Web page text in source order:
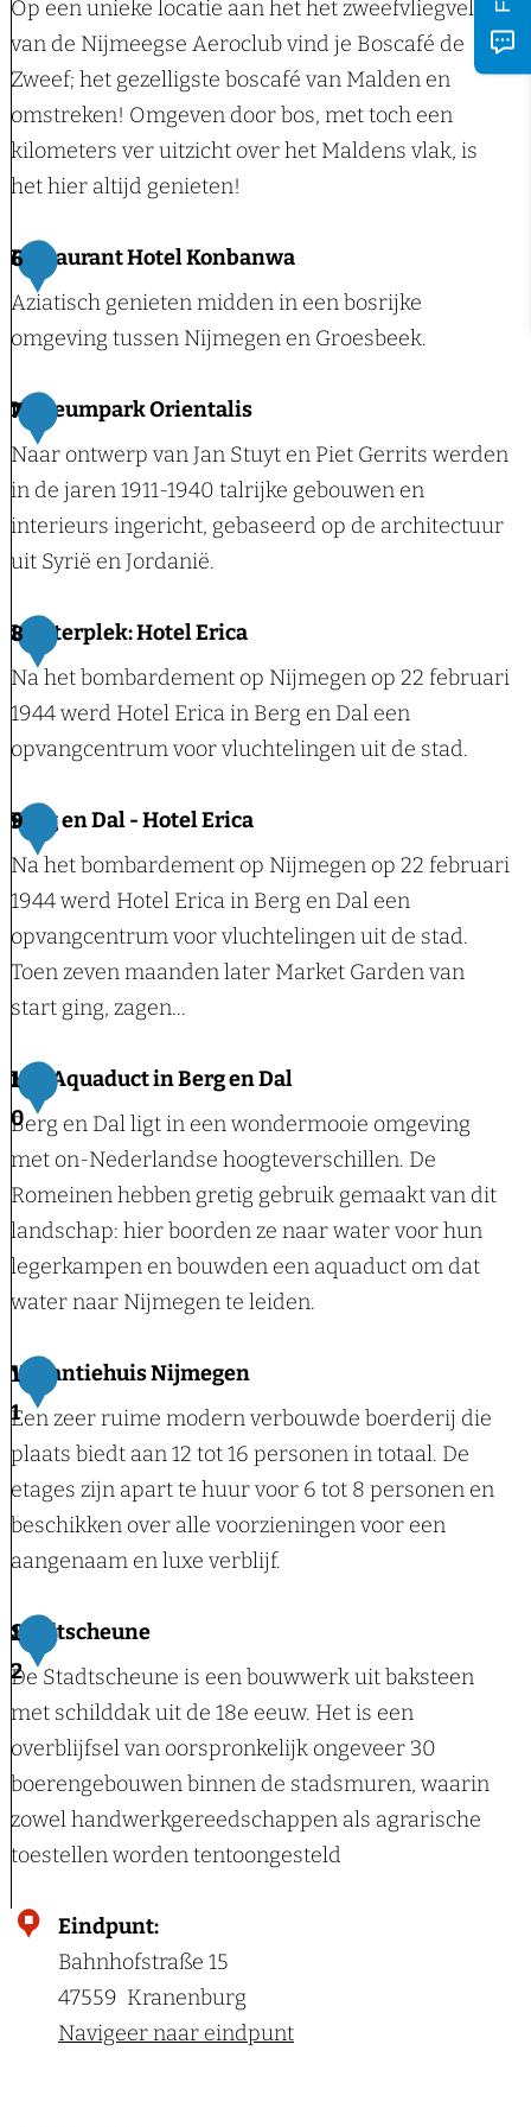
e
d
e
r
r
e
n
t
e
r
K
r
n
e
n
u
r
g
o
s
r
a
n
d
o
e
s
b
e
k
e
B
s
Op een unieke locatie aan het het zweefvliegveld
van de Nijmeegse Aeroclub vind je Boscafé de
Zweef; het gezelligste boscafé van Malden en
omstreken! Omgeven door bos, met toch een
kilometers ver uitzicht over het Maldens vlak, is
het hier altijd genieten!
B
o
s
a
é
d
e
Z
e
e
f
6
Restaurant Hotel Konbanwa
Aziatisch genieten midden in een bosrijke
omgeving tussen Nijmegen en Groesbeek.
R
e
s
t
a
r
n
t
H
t
e
l
K
o
n
a
n
w
a
7
Museumpark Orientalis
Naar ontwerp van Jan Stuyt en Piet Gerrits werden
in de jaren 1911-1940 talrijke gebouwen en
interieurs ingericht, gebaseerd op de architectuur
uit Syrië en Jordanië.
M
u
s
e
m
p
a
r
k
O
r
e
n
t
a
l
i
s
8
Luisterplek: Hotel Erica
Na het bombardement op Nijmegen op 22 februari
1944 werd Hotel Erica in Berg en Dal een
opvangcentrum voor vluchtelingen uit de stad.
L
u
i
s
t
e
p
l
e
k
:
H
o
t
l
E
r
i
c
a
9
Berg en Dal - Hotel Erica
Na het bombardement op Nijmegen op 22 februari
1944 werd Hotel Erica in Berg en Dal een
opvangcentrum voor vluchtelingen uit de stad.
Toen zeven maanden later Market Garden van
start ging, zagen...
B
e
r
g
e
n
D
l
-
H
o
t
e
l
r
i
c
a
1
0
Het Aquaduct in Berg en Dal
Berg en Dal ligt in een wondermooie omgeving
met on-Nederlandse hoogteverschillen. De
Romeinen hebben gretig gebruik gemaakt van dit
landschap: hier boorden ze naar water voor hun
legerkampen en bouwden een aquaduct om dat
water naar Nijmegen te leiden.
H
e
t
A
q
u
d
u
c
t
i
n
B
e
r
1
1
Vakantiehuis Nijmegen
Een zeer ruime modern verbouwde boerderij die
plaats biedt aan 12 tot 16 personen in totaal. De
etages zijn apart te huur voor 6 tot 8 personen en
beschikken over alle voorzieningen voor een
aangenaam en luxe verblijf.
V
a
k
a
n
t
i
h
1
2
Stadtscheune
De Stadtscheune is een bouwwerk uit baksteen
met schilddak uit de 18e eeuw. Het is een
overblijfsel van oorspronkelijk ongeveer 30
boerengebouwen binnen de stadsmuren, waarin
zowel handwerkgereedschappen als agrarische
toestellen worden tentoongesteld
S
Eindpunt:
Bahnhofstraße 15
47559 Kranenburg
Navigeer naar eindpunt